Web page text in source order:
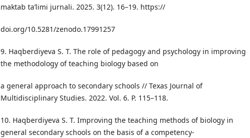
maktab ta’limi jurnali. 2025. 3(12). 16–19. https://
doi.org/10.5281/zenodo.17991257
9. Haqberdiyeva S. T. The role of pedagogy and psychology in improving
the methodology of teaching biology based on
a general approach to secondary schools // Texas Journal of
Multidisciplinary Studies. 2022. Vol. 6. P. 115–118.
10. Haqberdiyeva S. T. Improving the teaching methods of biology in
general secondary schools on the basis of a competency-